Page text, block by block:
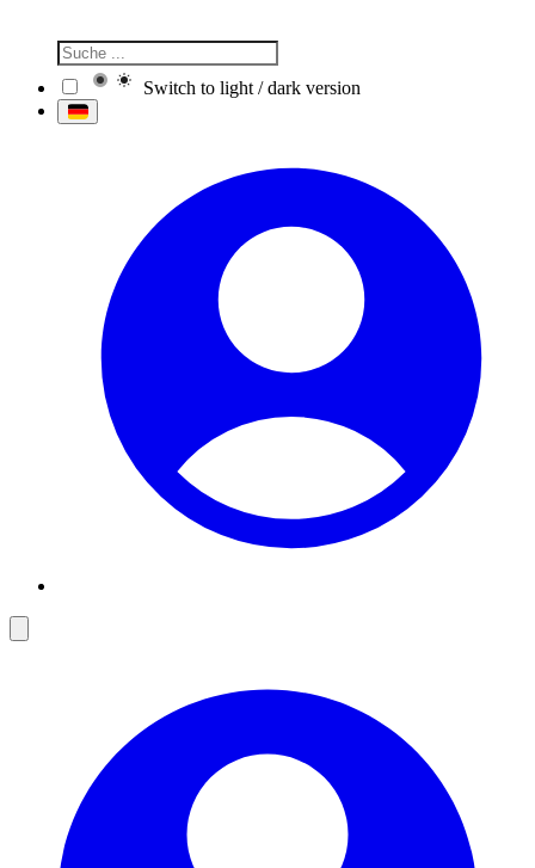
Switch to light / dark version